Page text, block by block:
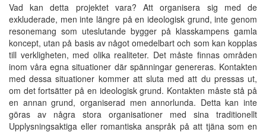
Vad kan detta projektet vara? Att organisera sig med de
exkluderade, men inte längre på en ideologisk grund, inte genom
resonemang som uteslutande bygger på klasskampens gamla
koncept, utan på basis av något omedelbart och som kan kopplas
till verkligheten, med olika realiteter. Det måste finnas områden
inom våra egna situationer där spänningar genereras. Kontakten
med dessa situationer kommer att sluta med att du pressas ut,
om det fortsätter på en ideologisk grund. Kontakten måste stå på
en annan grund, organiserad men annorlunda. Detta kan inte
göras av några stora organisationer med sina traditionellt
Upplysningsaktiga eller romantiska anspråk på att tjäna som en